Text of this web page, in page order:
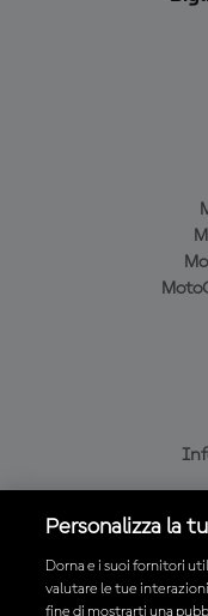
Personalizza la
Dorna e i suoi fornitori
valutare le tue
fine di mostrarti una